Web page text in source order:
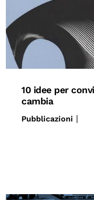
OLTRE LA SCUOLA
Attività per
Programmi per
Under25
Classici del
Master e
10 idee per
cambia
Pubblicazioni |